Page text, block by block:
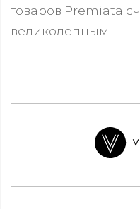
товаров Premiata
великолепным.